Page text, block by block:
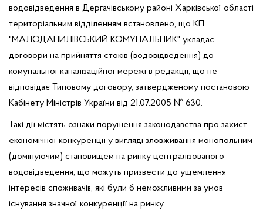
водовідведення в Дергачівському районі Харківської області
територіальним відділенням встановлено, що КП
"МАЛОДАНИЛІВСЬКИЙ КОМУНАЛЬНИК" укладає
договори на прийняття стоків (водовідведення) до
комунальної каналізаційної мережі в редакції, що не
відповідає Типовому договору, затвердженому постановою
Кабінету Міністрів України від 21.07.2005 № 630.
Такі дії містять ознаки порушення законодавства про захист
економічної конкуренції у вигляді зловживання монопольним
(домінуючим) становищем на ринку централізованого
водовідведення, що можуть призвести до ущемлення
інтересів споживачів, які були б неможливими за умов
існування значної конкуренції на ринку.